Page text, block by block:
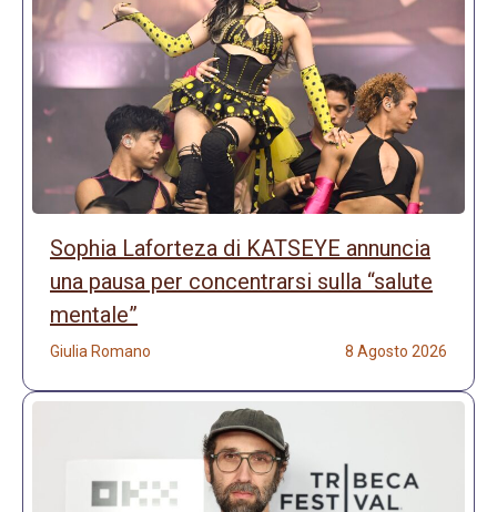
Sophia Laforteza di KATSEYE annuncia
una pausa per concentrarsi sulla “salute
mentale”
Giulia Romano 8 Agosto 2026